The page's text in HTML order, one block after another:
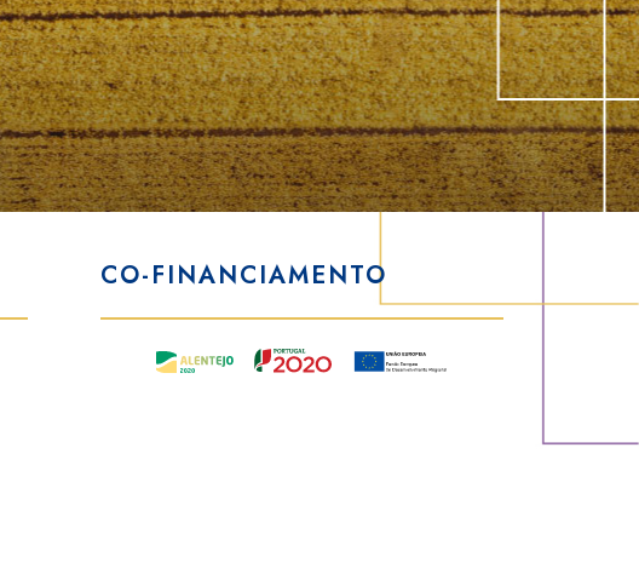
CO-FINANCIAMENTO